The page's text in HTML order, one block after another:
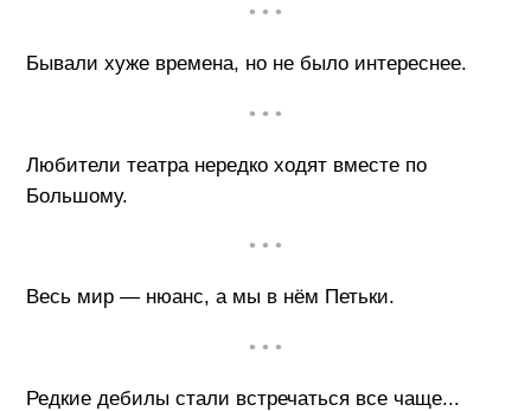
• • •
Бывали хуже времена, но не было интереснее.
• • •
Любители театра нередко ходят вместе по
Большому.
• • •
Весь мир — нюанс, а мы в нём Петьки.
• • •
Редкие дебилы стали встречаться все чаще...